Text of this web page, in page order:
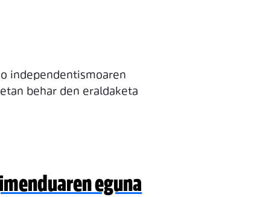
independentismoaren
behar den eraldaketa
eguna